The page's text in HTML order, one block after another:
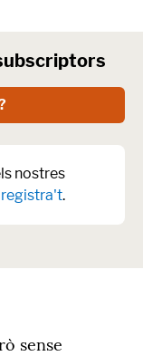
nostres
registra't.
sense